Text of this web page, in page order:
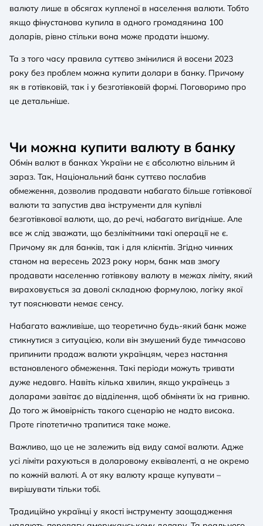
валюту лише в обсягах купленої в населення валюти. Тобто
якщо фінустанова купила в одного громадянина 100
доларів, рівно стільки вона може продати іншому.
Та з того часу правила суттєво змінилися й восени 2023
року без проблем можна купити долари в банку. Причому
як в готівковій, так і у безготівковій формі. Поговоримо про
це детальніше.
Чи можна купити валюту в банку
Обмін валют в банках України не є абсолютно вільним й
зараз. Так, Національний банк суттєво послабив
обмеження, дозволив продавати набагато більше готівкової
валюти та запустив два інструменти для купівлі
безготівкової валюти, що, до речі, набагато вигідніше. Але
все ж слід зважати, що безлімітними такі операції не є.
Причому як для банків, так і для клієнтів. Згідно чинних
станом на вересень 2023 року норм, банк мав змогу
продавати населенню готівкову валюту в межах ліміту, який
вираховується за доволі складною формулою, логіку якої
тут пояснювати немає сенсу.
Набагато важливіше, що теоретично будь-який банк може
стикнутися з ситуацією, коли він змушений буде тимчасово
припинити продаж валюти українцям, через настання
встановленого обмеження. Такі періоди можуть тривати
дуже недовго. Навіть кілька хвилин, якщо українець з
доларами завітає до відділення, щоб обміняти їх на гривню.
До того ж ймовірність такого сценарію не надто висока.
Проте гіпотетично трапитися таке може.
Важливо, що це не залежить від виду самої валюти. Адже
усі ліміти рахуються в доларовому еквіваленті, а не окремо
по кожній валюті. А от яку валюту краще купувати –
вирішувати тільки тобі.
Традиційно українці у якості інструменту заощадження